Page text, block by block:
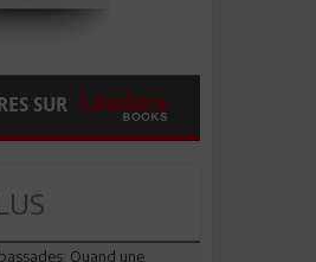
SUR
Quand une